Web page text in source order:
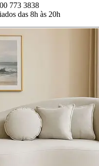
773 3838
das 8h às 20h